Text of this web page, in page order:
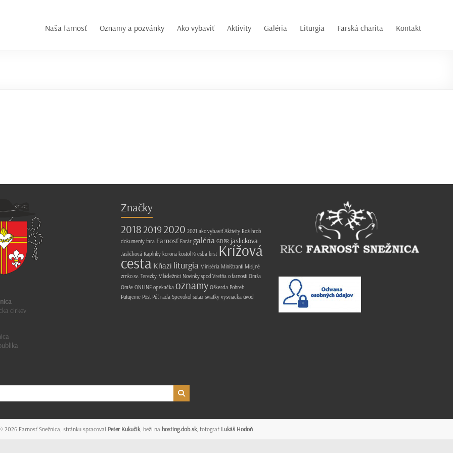
Naša farnosť Oznamy a pozvánky Ako vybaviť Aktivity Galéria Liturgia Farská charita Kontakt
cirkev
Značky
2018 2019 2020 2021 ako vybaviť Aktivity Boží hrob
dokumenty fara Farnosť Farár galéria GDPR jaslickova
Jasličková Kaplnky korona kostol Kresba krst Krížová
cesta Kňazi liturgia Miniséria Miništranti Misijné
zrnko sv. Terezky Mládežnici Novinky spod Vretňa o farnosti Omša
Omše ONLINE opekačka oznamy Oškerda Pohreb
Putujeme Pôst Púť rada Spevokol sutaz sviatky vysviacka úvod
2026 Farnosť Snežnica, stránku spracoval Peter Kukučik, beží na hosting.dob.sk, fotograf Lukáš Hodoň